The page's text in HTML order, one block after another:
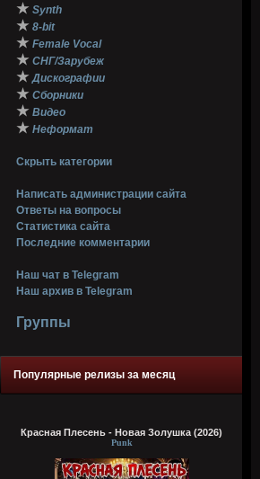
★ Synth
★ 8-bit
★ Female Vocal
★ СНГ/Зарубеж
★ Дискографии
★ Сборники
★ Видео
★ Неформат
Скрыть категории
Написать администрации сайта
Ответы на вопросы
Статистика сайта
Последние комментарии
Наш чат в Telegram
Наш архив в Telegram
Группы
Популярные релизы за месяц
Красная Плесень - Новая Золушка (2026)
Punk